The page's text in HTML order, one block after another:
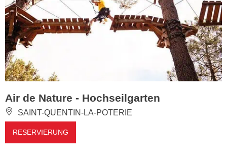
Air de Nature - Hochseilgarten
SAINT-QUENTIN-LA-POTERIE
RESERVIERUNG